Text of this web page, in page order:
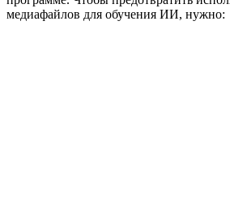
медиафайлов для обучения ИИ, нужно: